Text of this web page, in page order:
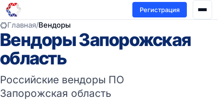
Регистрация
Главная/Вендоры
Вендоры Запорожская
область
Российские вендоры ПО
Запорожская область